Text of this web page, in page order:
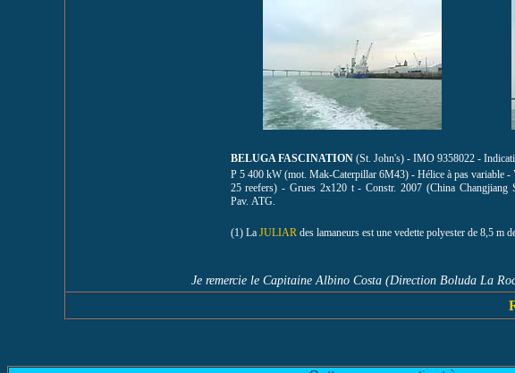
BELUGA FASCINATION(St. John's) - IMO 9358022 -
P 5 400 kW (mot. Mak-Caterpillar 6M43) - Hélice à pas variable
25 reefers) - Grues 2x120 t - Constr. 2007 (China Changjiang
Pav. ATG.
(1) La JULIARdes lamaneurs est une vedette polyester de 8,5 m
Je remercie le Capitaine Albino Costa (Direction Boluda La